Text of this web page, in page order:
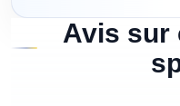
Avis sur